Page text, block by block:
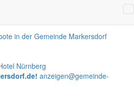
Nürnberg
anzeigen@gemeinde-